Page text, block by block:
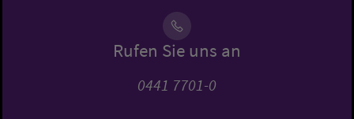
Rufen Sie uns an
0441 7701-0